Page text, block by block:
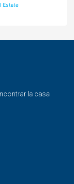
Estate
la casa